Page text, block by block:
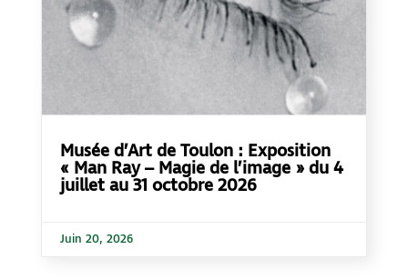
Musée d’Art de Toulon : Exposition
« Man Ray – Magie de l’image » du 4
juillet au 31 octobre 2026
Juin 20, 2026